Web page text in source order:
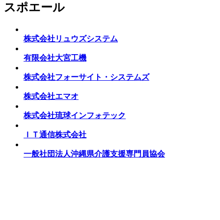
スポエール
株式会社リュウズシステム
有限会社大宮工機
株式会社フォーサイト・システムズ
株式会社エマオ
株式会社琉球インフォテック
ＩＴ通信株式会社
一般社団法人沖縄県介護支援専門員協会